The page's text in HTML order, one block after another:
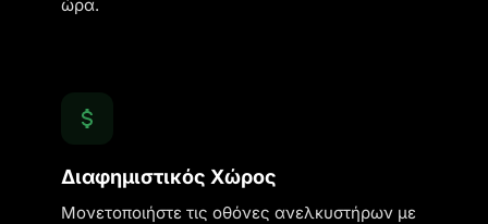
ώρα.
Διαφημιστικός Χώρος
Μονετοποιήστε τις οθόνες ανελκυστήρων με